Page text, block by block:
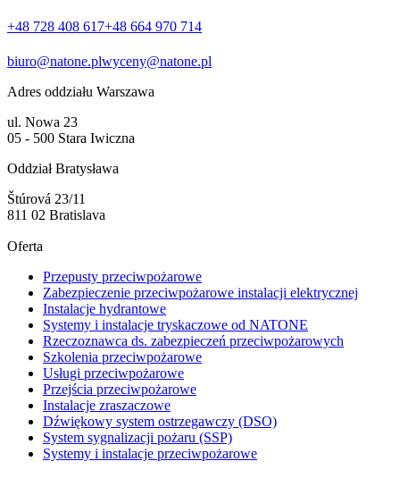
+48 728 408 617+48 664 970 714
biuro@natone.plwyceny@natone.pl
Adres oddziału Warszawa
ul. Nowa 23
05 - 500 Stara Iwiczna
Oddział Bratysława
Štúrová 23/11
811 02 Bratislava
Oferta
Przepusty przeciwpożarowe
Zabezpieczenie przeciwpożarowe instalacji elektrycznej
Instalacje hydrantowe
Systemy i instalacje tryskaczowe od NATONE
Rzeczoznawca ds. zabezpieczeń przeciwpożarowych
Szkolenia przeciwpożarowe
Usługi przeciwpożarowe
Przejścia przeciwpożarowe
Instalacje zraszaczowe
Dźwiękowy system ostrzegawczy (DSO)
System sygnalizacji pożaru (SSP)
Systemy i instalacje przeciwpożarowe